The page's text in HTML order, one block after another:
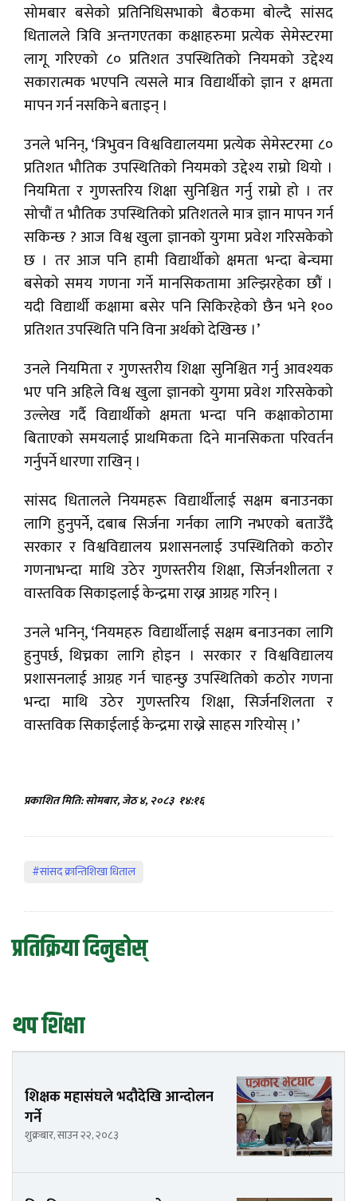
सोमबार बसेको प्रतिनिधिसभाको बैठकमा बोल्दै सांसद
धितालले त्रिवि अन्तगएतका कक्षाहरुमा प्रत्येक सेमेस्टरमा
लागू गरिएको ८० प्रतिशत उपस्थितिको नियमको उद्देश्य
सकारात्मक भएपनि त्यसले मात्र विद्यार्थीको ज्ञान र क्षमता
मापन गर्न नसकिने बताइन् ।
उनले भनिन्, ‘त्रिभुवन विश्वविद्यालयमा प्रत्येक सेमेस्टरमा ८०
प्रतिशत भौतिक उपस्थितिको नियमको उद्देश्य राम्रो थियो ।
नियमिता र गुणस्तरिय शिक्षा सुनिश्चित गर्नु राम्रो हो । तर
सोचौं त भौतिक उपस्थितिको प्रतिशतले मात्र ज्ञान मापन गर्न
सकिन्छ ? आज विश्व खुला ज्ञानको युगमा प्रवेश गरिसकेको
छ । तर आज पनि हामी विद्यार्थीको क्षमता भन्दा बेन्चमा
बसेको समय गणना गर्ने मानसिकतामा अल्झिरहेका छौं ।
यदी विद्यार्थी कक्षामा बसेर पनि सिकिरहेको छैन भने १००
प्रतिशत उपस्थिति पनि विना अर्थको देखिन्छ ।’
उनले नियमिता र गुणस्तरीय शिक्षा सुनिश्चित गर्नु आवश्यक
भए पनि अहिले विश्व खुला ज्ञानको युगमा प्रवेश गरिसकेको
उल्लेख गर्दै विद्यार्थीको क्षमता भन्दा पनि कक्षाकोठामा
बिताएको समयलाई प्राथमिकता दिने मानसिकता परिवर्तन
गर्नुपर्ने धारणा राखिन् ।
सांसद धितालले नियमहरू विद्यार्थीलाई सक्षम बनाउनका
लागि हुनुपर्ने, दबाब सिर्जना गर्नका लागि नभएको बताउँदै
सरकार र विश्वविद्यालय प्रशासनलाई उपस्थितिको कठोर
गणनाभन्दा माथि उठेर गुणस्तरीय शिक्षा, सिर्जनशीलता र
वास्तविक सिकाइलाई केन्द्रमा राख्न आग्रह गरिन् ।
उनले भनिन्, ‘नियमहरु विद्यार्थीलाई सक्षम बनाउनका लागि
हुनुपर्छ, थिच्नका लागि होइन । सरकार र विश्वविद्यालय
प्रशासनलाई आग्रह गर्न चाहन्छु उपस्थितिको कठोर गणना
भन्दा माथि उठेर गुणस्तरिय शिक्षा, सिर्जनशिलता र
वास्तविक सिकाईलाई केन्द्रमा राख्ने साहस गरियोस् ।’
प्रकाशित मिति: सोमबार, जेठ ४, २०८३ १४:१६
#सांसद क्रान्तिशिखा धिताल
प्रतिक्रिया दिनुहोस्
थप शिक्षा
शिक्षक महासंघले भदौदेखि आन्दोलन
गर्ने
शुक्रबार, साउन २२, २०८३